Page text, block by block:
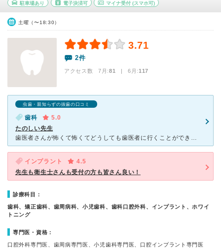
駐車場あり 電子決済可 マイナ受付 (スマホ可)
土曜（〜18:30）
3.71
2件
アクセス数 7月:81 | 6月:117
虫歯・親知らずの抜歯の口コミ
歯科
5.0
たのしい先生
歯医者さんが怖くて怖くてどうしても歯医者に行くことができないわたしでした。 荻原先生はホームページ拝見してメールでお問い合わせして納得のいく回答をもらえたので行くと決心がつきました。 先生は治療す
インプラント
4.5
先生も衛生士さんも受付の方も皆さん良い！
診療科目：
歯科、矯正歯科、歯周病科、小児歯科、歯科口腔外科、インプラント、ホワイ
トニング
専門医・資格：
口腔外科専門医、歯周病専門医、小児歯科専門医、口腔インプラント専門医